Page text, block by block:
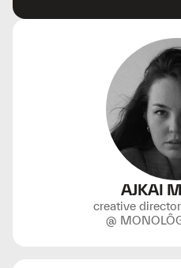
AJKAI
creative
@